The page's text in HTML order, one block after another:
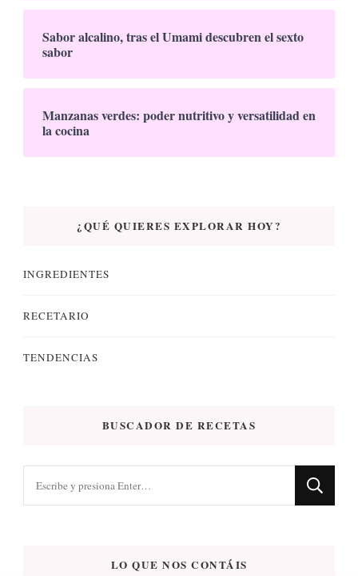
Sabor alcalino, tras el Umami descubren el sexto
sabor
Manzanas verdes: poder nutritivo y versatilidad en
la cocina
¿QUÉ QUIERES EXPLORAR HOY?
INGREDIENTES
RECETARIO
TENDENCIAS
BUSCADOR DE RECETAS
LO QUE NOS CONTÁIS